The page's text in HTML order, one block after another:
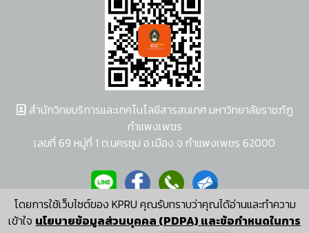
โดยการใช้เว็บไซต์ของ KPRU คุณรับทราบว่าคุณได้อ่านและทำความ
เข้าใจ นโยบายข้อมูลส่วนบุคคล (PDPA) และข้อกำหนดในการ
สำนักวิทยบริการและเทคโนโลยีสารสนเทศ มหาวิทยาลัยราชภัฏ
กำแพงเพชร
เลขที่ 69 หมู่ที่ 1 ต.นครชุม อ.เมือง จ.กำแพงเพชร 62000
ผู้พัฒนาระบบ อนุชา พวงผกา